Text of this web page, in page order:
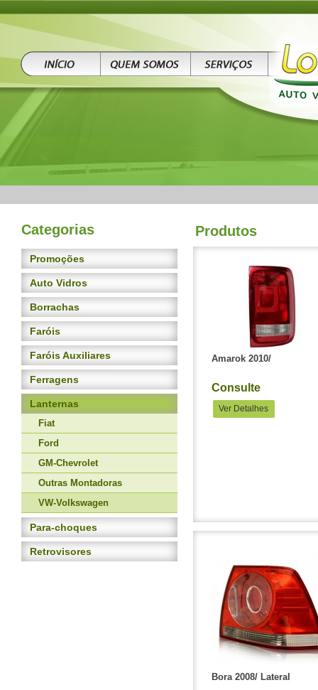
Categorias
Promoções
Auto Vidros
Borrachas
Faróis
Faróis Auxiliares
Ferragens
Lanternas
Fiat
Ford
GM-Chevrolet
Outras Montadoras
VW-Volkswagen
Para-choques
Retrovisores
Produtos
Amarok 2010/
Consulte
Ver Detalhes
Bora 2008/ Lateral